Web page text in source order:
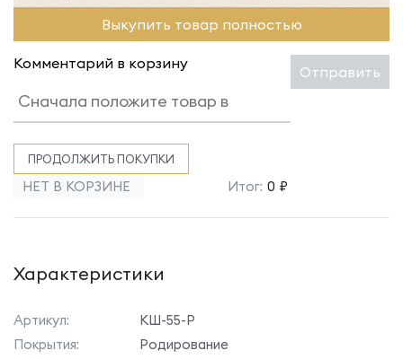
Выкупить товар полностью
Комментарий в корзину Отправить
ПРОДОЛЖИТЬ ПОКУПКИ
НЕТ В КОРЗИНЕ Итог: 0 ₽
Характеристики
Артикул:
КШ-55-Р
Покрытия:
Родирование